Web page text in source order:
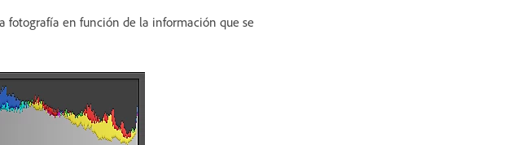
fotografía en función de la información que se